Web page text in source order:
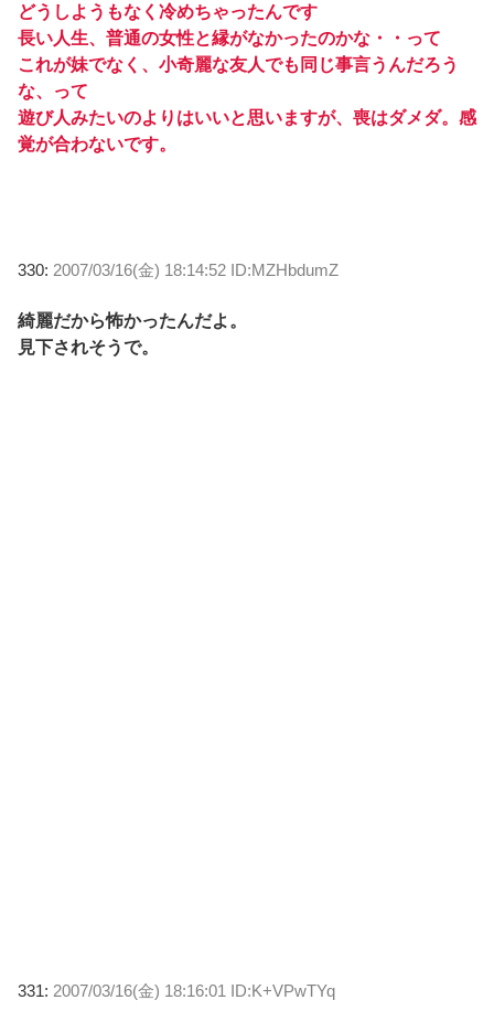
どうしようもなく冷めちゃったんです
長い人生、普通の女性と縁がなかったのかな・・って
これが妹でなく、小奇麗な友人でも同じ事言うんだろう
な、って
遊び人みたいのよりはいいと思いますが、喪はダメダ。感
覚が合わないです。
330: 2007/03/16(金) 18:14:52 ID:MZHbdumZ
綺麗だから怖かったんだよ。
見下されそうで。
331: 2007/03/16(金) 18:16:01 ID:K+VPwTYq